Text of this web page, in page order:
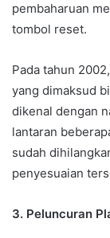
pembaharuan
tombol reset.
Pada tahun
yang dimaksud
dikenal dengan
lantaran
sudah
penyesuaian
3. Peluncuran